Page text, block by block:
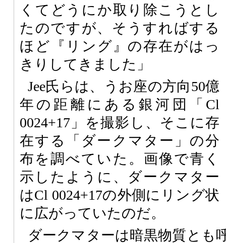
くてどうにか取り除こうとし
たのですが、そうすればする
ほど『リング』の存在がはっ
きりしてきました」
Jee氏らは、うお座の方向50億
年の距離にある銀河団「Cl
0024+17」を撮影し、そこに存
在する「ダークマター」の分
布を調べていた。画像で青く
示したように、ダークマター
はCl 0024+17の外側にリング状
に広がっていたのだ。
ダークマターは暗黒物質とも